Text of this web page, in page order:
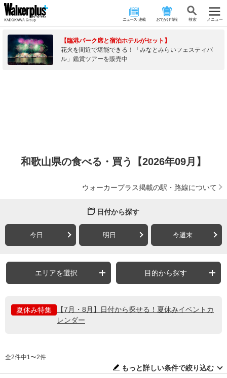
ニュース･連載 おでかけ情報 検 索 メニュー
【臨港パーク席と宿泊ホテルがセット】
花火を間近で堪能できる！「みなとみらいフェスティバ
ル」鑑賞ツアーを販売中
和歌山県の食べる・買う【2026年09月】
ウォーカープラス掲載の駅・路線について
日付から探す
今日 明日 今週末
エリアを選択 目的から探す
夏休み特集
【7月・8月】日付から探せる！夏休みイベントカ
レンダー
全2件中1〜2件
もっと詳しい条件で絞り込む